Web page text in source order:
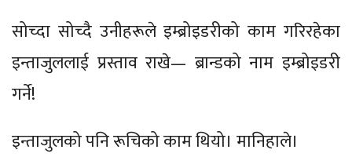
सोच्दा सोच्दै उनीहरूले इम्ब्रोइडरीको काम गरिरहेका
इन्ताजुललाई प्रस्ताव राखे— ब्रान्डको नाम इम्ब्रोइडरी
गर्ने!
इन्ताजुलको पनि रूचिको काम थियो। मानिहाले।